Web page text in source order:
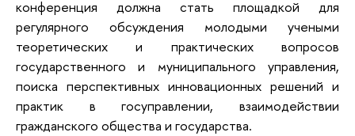
конференция должна стать площадкой для
регулярного обсуждения молодыми учеными
теоретических и практических вопросов
государственного и муниципального управления,
поиска перспективных инновационных решений и
практик в госуправлении, взаимодействии
гражданского общества и государства.